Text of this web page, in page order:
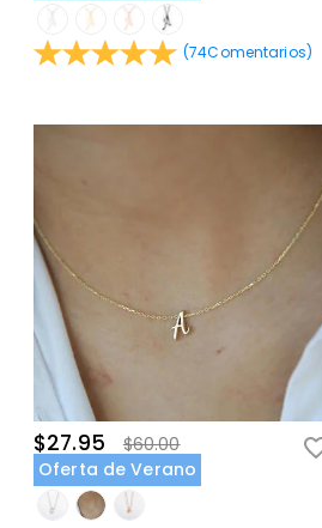
(74Comentarios)
$27.95
$60.00
Oferta de Verano